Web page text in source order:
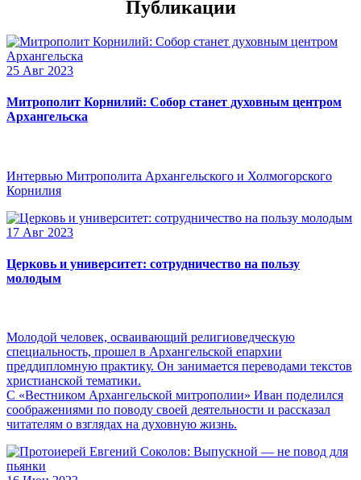
Публикации
25 Авг 2023
Митрополит Корнилий: Собор станет духовным центром
Архангельска
Интервью Митрополита Архангельского и Холмогорского
Корнилия
17 Авг 2023
Церковь и университет: сотрудничество на пользу
молодым
Молодой человек, осваивающий религиоведческую
специальность, прошел в Архангельской епархии
преддипломную практику. Он занимается переводами текстов
христианской тематики.
С «Вестником Архангельской митрополии» Иван поделился
соображениями по поводу своей деятельности и рассказал
читателям о взглядах на духовную жизнь.